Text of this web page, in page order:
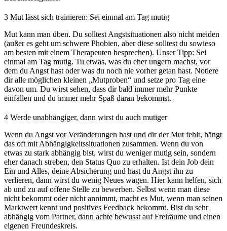
3 Mut lässt sich trainieren: Sei einmal am Tag mutig
Mut kann man üben. Du solltest Angstsituationen also nicht meiden
(außer es geht um schwere Phobien, aber diese solltest du sowieso
am besten mit einem Therapeuten besprechen). Unser Tipp: Sei
einmal am Tag mutig. Tu etwas, was du eher ungern machst, vor
dem du Angst hast oder was du noch nie vorher getan hast. Notiere
dir alle möglichen kleinen „Mutproben“ und setze pro Tag eine
davon um. Du wirst sehen, dass dir bald immer mehr Punkte
einfallen und du immer mehr Spaß daran bekommst.
4 Werde unabhängiger, dann wirst du auch mutiger
Wenn du Angst vor Veränderungen hast und dir der Mut fehlt, hängt
das oft mit Abhängigkeitssituationen zusammen. Wenn du von
etwas zu stark abhängig bist, wirst du weniger mutig sein, sondern
eher danach streben, den Status Quo zu erhalten. Ist dein Job dein
Ein und Alles, deine Absicherung und hast du Angst ihn zu
verlieren, dann wirst du wenig Neues wagen. Hier kann helfen, sich
ab und zu auf offene Stelle zu bewerben. Selbst wenn man diese
nicht bekommt oder nicht annimmt, macht es Mut, wenn man seinen
Marktwert kennt und positives Feedback bekommt. Bist du sehr
abhängig vom Partner, dann achte bewusst auf Freiräume und einen
eigenen Freundeskreis.